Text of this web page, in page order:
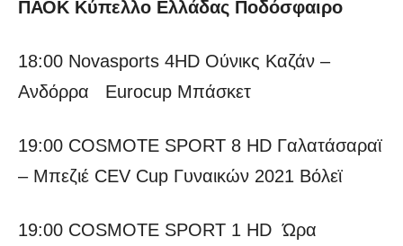
ΠΑΟΚ Κύπελλο Ελλάδας Ποδόσφαιρο
18:00 Novasports 4HD Ούνικς Καζάν –
Ανδόρρα Eurocup Μπάσκετ
19:00 COSMOTE SPORT 8 HD Γαλατάσαραϊ
– Μπεζιέ CEV Cup Γυναικών 2021 Βόλεϊ
19:00 COSMOTE SPORT 1 HD Ώρα